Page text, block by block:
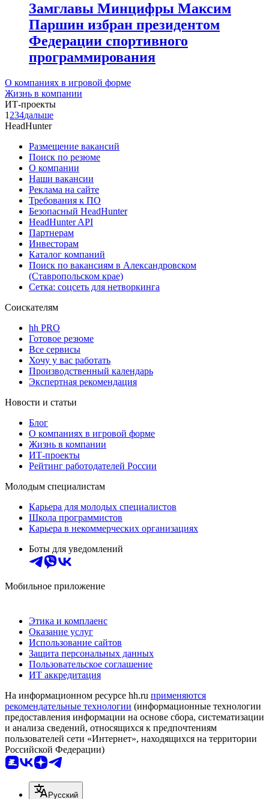
Замглавы Минцифры Максим
Паршин избран президентом
Федерации спортивного
программирования
О компаниях в игровой форме
Жизнь в компании
ИТ-проекты
1 234дальше
HeadHunter
Размещение вакансий
Поиск по резюме
О компании
Наши вакансии
Реклама на сайте
Требования к ПО
Безопасный HeadHunter
HeadHunter API
Партнерам
Инвесторам
Каталог компаний
Поиск по вакансиям в Александровском
(Ставропольском крае)
Сетка: соцсеть для нетворкинга
Соискателям
hh PRO
Готовое резюме
Все сервисы
Хочу у вас работать
Производственный календарь
Экспертная рекомендация
Новости и статьи
Блог
О компаниях в игровой форме
Жизнь в компании
ИТ-проекты
Рейтинг работодателей России
Молодым специалистам
Карьера для молодых специалистов
Школа программистов
Карьера в некоммерческих организациях
Боты для уведомлений
Мобильное приложение
Этика и комплаенс
Оказание услуг
Использование сайтов
Защита персональных данных
Пользовательское соглашение
ИТ аккредитация
На информационном ресурсе hh.ru применяются
рекомендательные технологии (информационные технологии
предоставления информации на основе сбора, систематизации
и анализа сведений, относящихся к предпочтениям
пользователей сети «Интернет», находящихся на территории
Российской Федерации)
Русский